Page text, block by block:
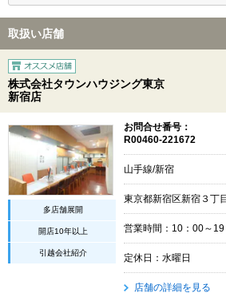
取扱い店舗
株式会社タウンハウジング東京
新宿店
多店舗展開
開店10年以上
引越会社紹介
お問合せ番号：
R00460-221672
山手線/新宿
東京都新宿区新宿３丁
営業時間：10：00～
定休日：水曜日
店舗の詳細を見る